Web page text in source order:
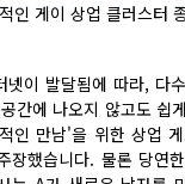
인 게이 상업 클러스터
넷이 발달됨에 따라, 다
간에 나오지 않고도 쉽
인 만남'을 위한 상업
장했습니다. 물론 당연